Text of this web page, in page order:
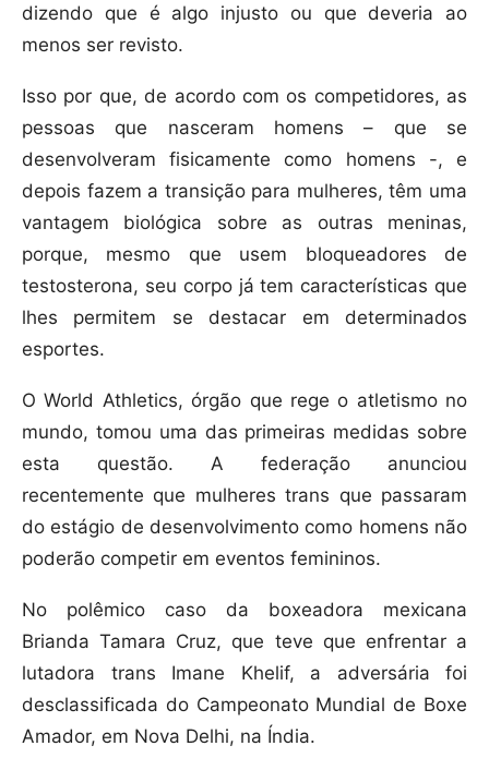
dizendo que é algo injusto ou que deveria ao
menos ser revisto.
Isso por que, de acordo com os competidores, as
pessoas que nasceram homens – que se
desenvolveram fisicamente como homens -, e
depois fazem a transição para mulheres, têm uma
vantagem biológica sobre as outras meninas,
porque, mesmo que usem bloqueadores de
testosterona, seu corpo já tem características que
lhes permitem se destacar em determinados
esportes.
O World Athletics, órgão que rege o atletismo no
mundo, tomou uma das primeiras medidas sobre
esta questão. A federação anunciou
recentemente que mulheres trans que passaram
do estágio de desenvolvimento como homens não
poderão competir em eventos femininos.
No polêmico caso da boxeadora mexicana
Brianda Tamara Cruz, que teve que enfrentar a
lutadora trans Imane Khelif, a adversária foi
desclassificada do Campeonato Mundial de Boxe
Amador, em Nova Delhi, na Índia.